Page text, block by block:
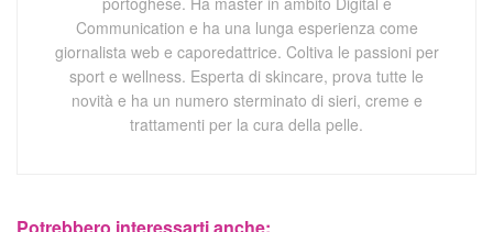
Communication e ha una lunga esperienza come
giornalista web e caporedattrice. Coltiva le passioni per
sport e wellness. Esperta di skincare, prova tutte le
novità e ha un numero sterminato di sieri, creme e
trattamenti per la cura della pelle.